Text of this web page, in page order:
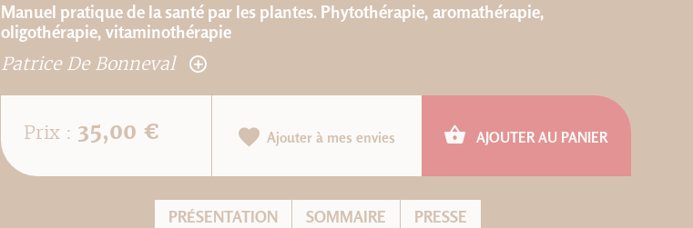
Manuel pratique de la santé par les plantes. Phytothérapie, aromathérapie,
oligothérapie, vitaminothérapie
Patrice De Bonneval
Prix : 35,00 € Ajouter à mes envies AJOUTER AU PANIER
PRÉSENTATION SOMMAIRE PRESSE